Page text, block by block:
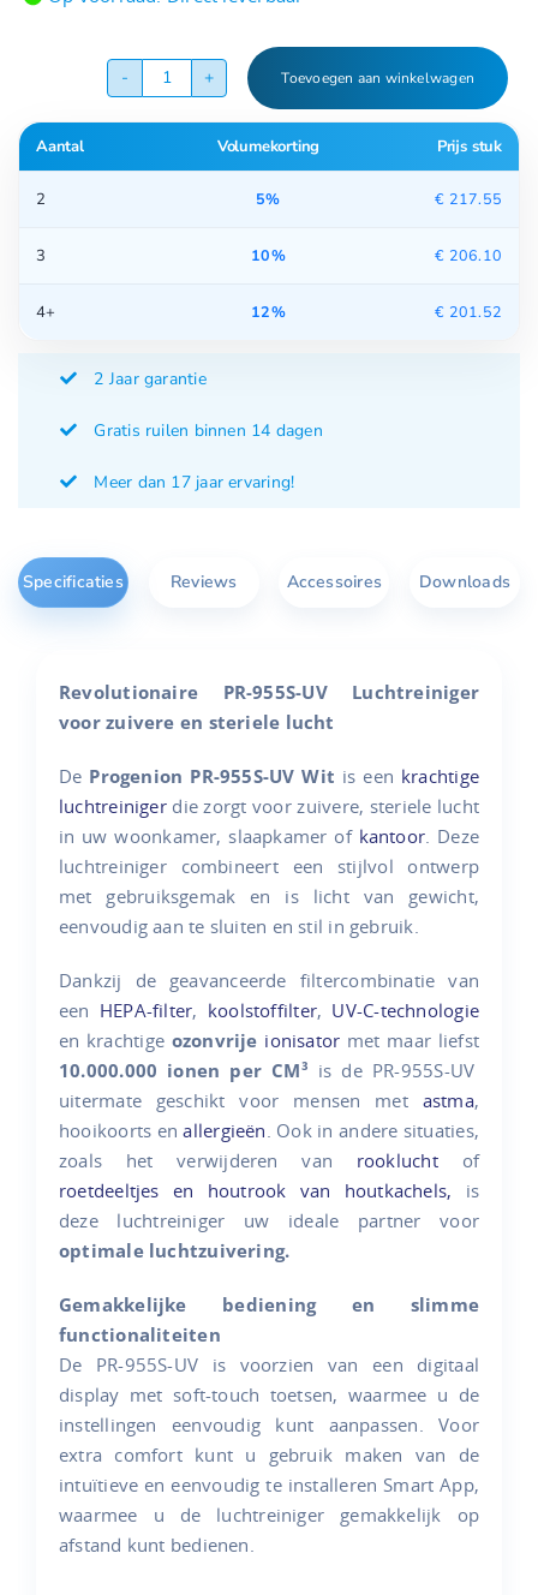
gebaseerd
HEPA
LUCHTREINIGER
Toevoegen aan winkelwagen
Aantal Volumekorting Prijs stuk
2 5% € 217.55
3 10% € 206.10
4+ 12% € 201.52
2 Jaar garantie
Gratis ruilen binnen 14 dagen
Meer dan 17 jaar ervaring!
Specificaties Reviews Accessoires Downloads
Revolutionaire PR-955S-UV Luchtreiniger
voor zuivere en steriele lucht
De Progenion PR-955S-UV Wit is een krachtige
luchtreinigerdie zorgt voor zuivere, steriele lucht
in uw woonkamer, slaapkamer of kantoor . Deze
luchtreiniger combineert een stijlvol ontwerp
met gebruiksgemak en is licht van gewicht,
eenvoudig aan te sluiten en stil in gebruik.
Dankzij de geavanceerde filtercombinatie van
een HEPA-filter, koolstoffilter, UV-C-technologie
en krachtige ozonvrije ionisator met maar liefst
10.000.000 ionen per CM³ is de PR-955S-UV
uitermate geschikt voor mensen met astma,
hooikoorts enallergieën . Ook in andere situaties,
zoals het verwijderen van rookluchtof
roetdeeltjes en houtrook van houtkachels, is
deze luchtreiniger uw ideale partner voor
optimale luchtzuivering.
Gemakkelijke bediening en slimme
functionaliteiten
De PR-955S-UV is voorzien van een digitaal
display met soft-touch toetsen, waarmee u de
instellingen eenvoudig kunt aanpassen. Voor
extra comfort kunt u gebruik maken van de
intuïtieve en eenvoudig te installeren Smart App,
waarmee u de luchtreiniger gemakkelijk op
afstand kunt bedienen.